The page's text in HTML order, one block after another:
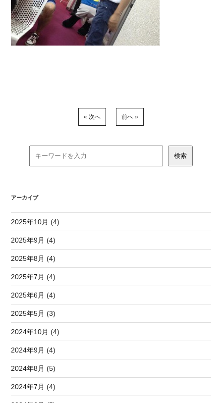
« 次へ 前へ »
アーカイブ
2025年10月 (4)
2025年9月 (4)
2025年8月 (4)
2025年7月 (4)
2025年6月 (4)
2025年5月 (3)
2024年10月 (4)
2024年9月 (4)
2024年8月 (5)
2024年7月 (4)